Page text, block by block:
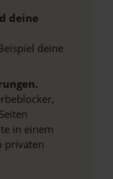
deine
deine
in einem
privaten